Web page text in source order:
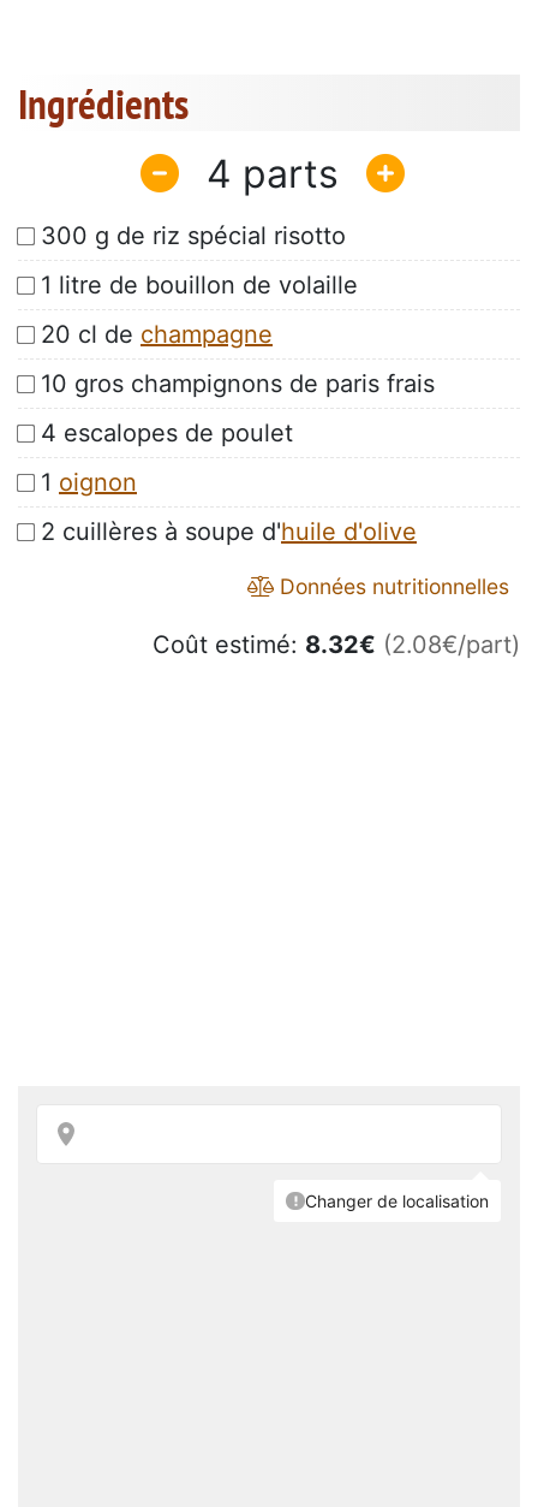
Ingrédients
4
300 g de riz spécial risotto
1 litre de bouillon de volaille
20 cl de champagne
10 gros champignons de paris frais
4 escalopes de poulet
1 oignon
2 cuillères à soupe d'huile d'olive
Données nutritionnelles
Coût estimé: 8.32€ (2.08€/part)